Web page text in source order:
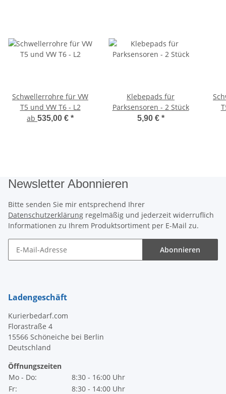
Schwellerrohre für VW
T5 und VW T6 - L2
ab 535,00 € *
Klebepads für
Parksensoren - 2 Stück
5,90 € *
Newsletter Abonnieren
Bitte senden Sie mir entsprechend Ihrer
Datenschutzerklärung regelmäßig und jederzeit widerruflich
Informationen zu Ihrem Produktsortiment per E-Mail zu.
Abonnieren
Ladengeschäft
Kurierbedarf.com
Florastraße 4
15566 Schöneiche bei Berlin
Deutschland
Öffnungszeiten
Mo - Do:
8:30 - 16:00 Uhr
Fr:
8:30 - 14:00 Uhr